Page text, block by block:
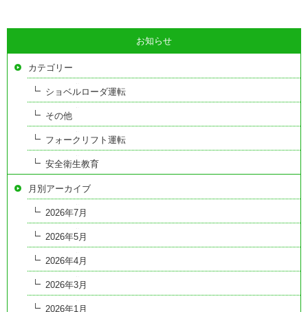
お知らせ
カテゴリー
ショベルローダ運転
その他
フォークリフト運転
安全衛生教育
月別アーカイブ
2026年7月
2026年5月
2026年4月
2026年3月
2026年1月